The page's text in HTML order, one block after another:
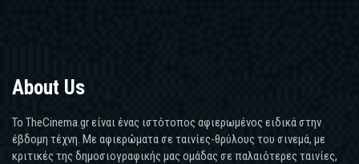
About Us
Το TheCinema.gr είναι ένας ιστότοπος αφιερωμένος ειδικά στην
έβδομη τέχνη. Με αφιερώματα σε ταινίες-θρύλους του σινεμά, με
κριτικές της δημοσιογραφικής μας ομάδας σε παλαιότερες ταινίες,